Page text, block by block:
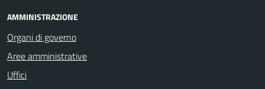
AMMINISTRAZIONE
Organi di governo
Aree amministrative
Uffici